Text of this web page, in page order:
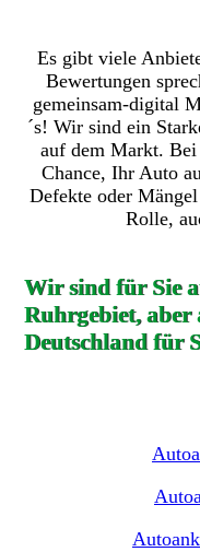
Es gibt viele
Bewertungen
gemeinsam-digital
´s! Wir sind ein
auf dem Markt. Bei
Chance, Ihr Auto
Defekte oder
Rolle,
Wir sind für Sie
Ruhrgebiet, aber
Deutschland für